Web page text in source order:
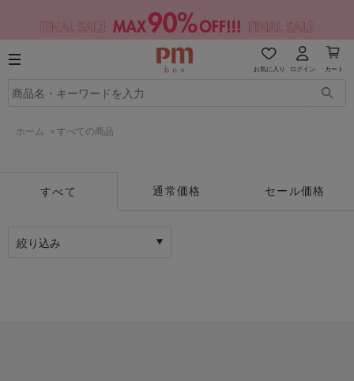
お気に入り ログイン カート
ホーム > すべての商品
すべて 通常価格 セール価格
絞り込み